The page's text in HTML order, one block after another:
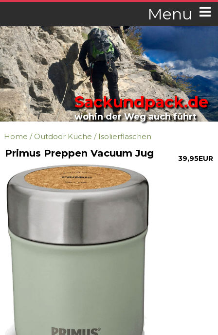
Menu
Sackundpack.de
wohin der Weg auch führt
Home / Outdoor Küche / Isolierflaschen
39,95EUR
Primus Preppen Vacuum Jug